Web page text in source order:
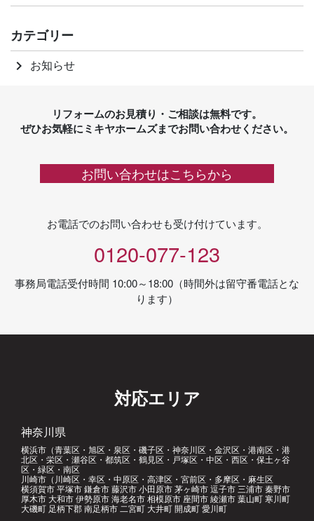
カテゴリー
keyboard_arrow_right お知らせ
リフォームのお見積り・ご相談は無料です。
ぜひお気軽にミキヤホームズまでお問い合わせください。
お問い合わせはこちらから
お電話でのお問い合わせも受け付けています。
0120-077-123
事務局電話受付時間 10:00～18:00（時間外は留守番電話とな
ります）
対応エリア
神奈川県
横浜市（青葉区・旭区・泉区・磯子区・神奈川区・金沢区・港南区・港
北区・栄区・瀬谷区・都筑区・鶴見区・戸塚区・中区・西区・保土ヶ谷
区・緑区・南区
川崎市（川崎区・幸区・中原区・高津区・宮前区・多摩区・麻生区
横須賀市 平塚市 鎌倉市 藤沢市 小田原市 茅ヶ崎市 逗子市 三浦市 秦野市
厚木市 大和市 伊勢原市 海老名市 相模原市 座間市 綾瀬市 葉山町 寒川町
大磯町 足柄下郡 南足柄市 二宮町 大井町 開成町 愛川町